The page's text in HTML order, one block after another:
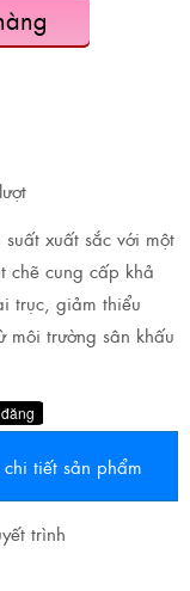
lượt
suất xuất sắc với một
chẽ cung cấp khả
trục, giảm thiểu
môi trường sân khấu
tiết sản phẩm
trình